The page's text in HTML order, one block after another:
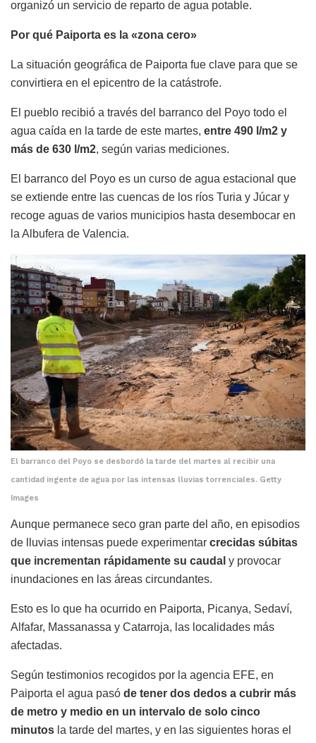
organizó un servicio de reparto de agua potable.
Por qué Paiporta es la «zona cero»
La situación geográfica de Paiporta fue clave para que se
convirtiera en el epicentro de la catástrofe.
El pueblo recibió a través del barranco del Poyo todo el
agua caída en la tarde de este martes, entre 490 l/m2 y
más de 630 l/m2, según varias mediciones.
El barranco del Poyo es un curso de agua estacional que
se extiende entre las cuencas de los ríos Turia y Júcar y
recoge aguas de varios municipios hasta desembocar en
la Albufera de Valencia.
El barranco del Poyo se desbordó la tarde del martes al recibir una
cantidad ingente de agua por las intensas lluvias torrenciales. Getty
Images
Aunque permanece seco gran parte del año, en episodios
de lluvias intensas puede experimentar crecidas súbitas
que incrementan rápidamente su caudal y provocar
inundaciones en las áreas circundantes.
Esto es lo que ha ocurrido en Paiporta, Picanya, Sedaví,
Alfafar, Massanassa y Catarroja, las localidades más
afectadas.
Según testimonios recogidos por la agencia EFE, en
Paiporta el agua pasó de tener dos dedos a cubrir más
de metro y medio en un intervalo de solo cinco
minutos la tarde del martes, y en las siguientes horas el